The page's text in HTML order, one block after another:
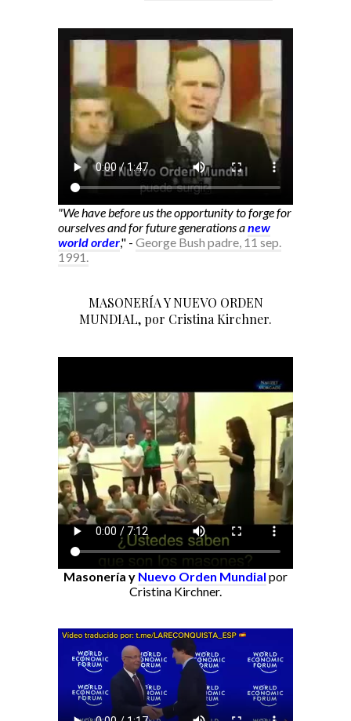
"We have before us the opportunity to forge for
ourselves and for future generations anew
world order," - George Bush padre, 11 sep.
1991.
MASONERÍA Y NUEVO ORDEN
MUNDIAL, por Cristina Kirchner.
Masonería y Nuevo Orden Mundial por
Cristina Kirchner.